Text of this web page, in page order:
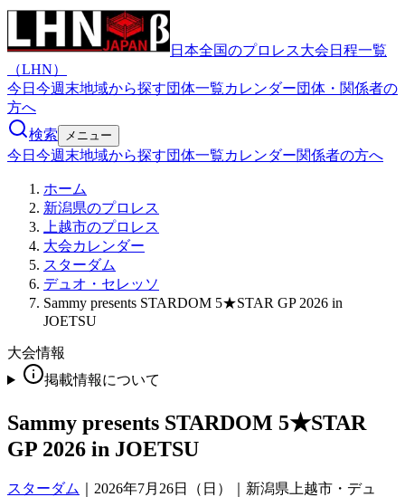
日本全国のプロレス大会日程一覧
（LHN）
今日 今週末地域から探す団体一覧カレンダー団体・関係者の
方へ
検索
メニュー
今日 今週末地域から探す団体一覧カレンダー関係者の方へ
ホーム
新潟県のプロレス
上越市のプロレス
大会カレンダー
スターダム
デュオ・セレッソ
Sammy presents STARDOM 5★STAR GP 2026 in
JOETSU
大会情報
掲載情報について
Sammy presents STARDOM 5★STAR
GP 2026 in JOETSU
スターダム
2026年7月26日（日）｜新潟県上越市・デュ